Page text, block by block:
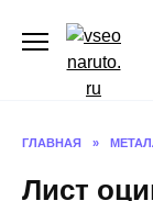
содержанию
ГЛАВНАЯ »
Лист